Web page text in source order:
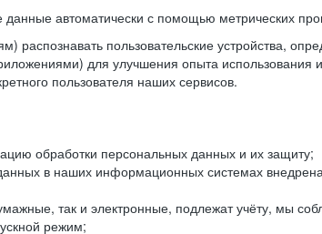
автоматически с помощью метрических
пользовательские устройства,
для улучшения опыта
пользователя наших сервисов.
обработки персональных данных и их защиту;
в наших информационных системах
так и электронные, подлежат учёту, мы
режим;